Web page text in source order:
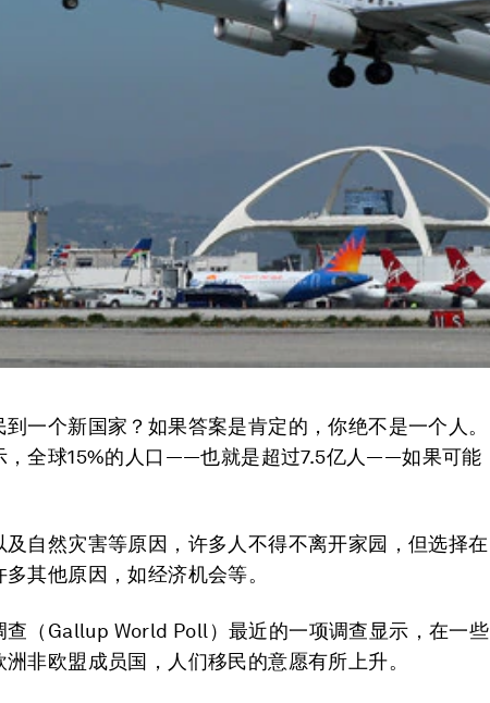
一个新国家？如果答案是肯定的，你绝不是一个人。
，全球15%的人口——也就是超过7.5亿人——如果可能
及自然灾害等原因，许多人不得不离开家园，但选择在
其他原因，如经济机会等。
查（Gallup World Poll）最近的一项调查显示，在一些
非欧盟成员国，人们移民的意愿有所上升。